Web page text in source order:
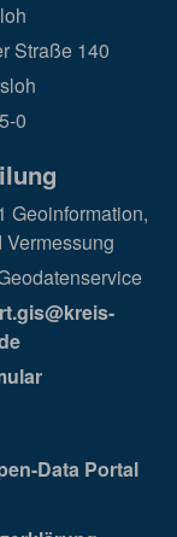
Straße 140
0
Geoinformation,
Vermessung
Data Portal